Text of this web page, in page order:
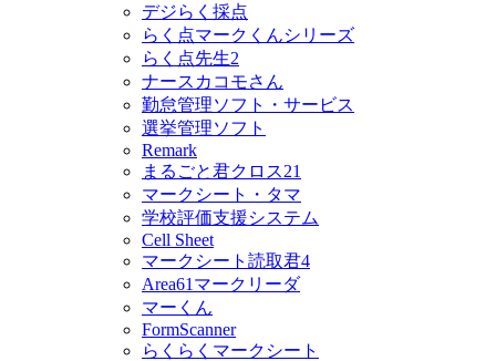
デジらく採点
らく点マークくんシリーズ
らく点先生2
ナースカコモさん
勤怠管理ソフト・サービス
選挙管理ソフト
Remark
まるごと君クロス21
マークシート・タマ
学校評価支援システム
Cell Sheet
マークシート読取君4
Area61マークリーダ
マーくん
FormScanner
らくらくマークシート